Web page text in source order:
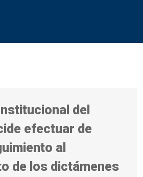
del
efectuar de
al
de los dictámenes